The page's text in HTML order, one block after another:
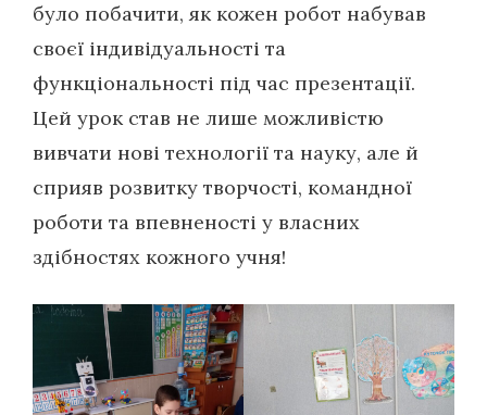
було побачити, як кожен робот набував
своєї індивідуальності та
функціональності під час презентації.
Цей урок став не лише можливістю
вивчати нові технології та науку, але й
сприяв розвитку творчості, командної
роботи та впевненості у власних
здібностях кожного учня!